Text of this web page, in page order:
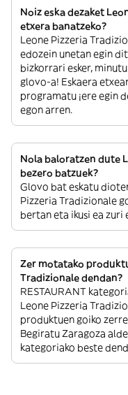
Noiz eska dezaket
etxera banatzeko?
Leone Pizzeria
edozein unetan egin
bizkorrari esker,
glovo-a! Eskaera
programatu ¡ere egin
egon arren.
Nola baloratzen dute
bezero batzuek?
Glovo bat eskatu
Pizzeria Tradizionale
bertan eta ikusi ea zuri
Zer motatako
Tradizionale dendan?
RESTAURANT
Leone Pizzeria
produktuen goiko
Begiratu Zaragoza
kategoriako beste